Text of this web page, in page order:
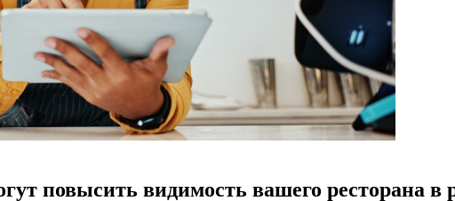
повысить видимость вашего ресторана в